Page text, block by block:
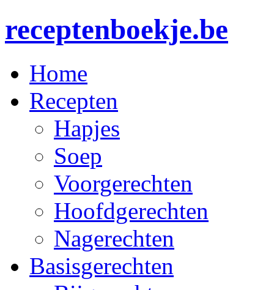
receptenboekje.be
Home
Recepten
Hapjes
Soep
Voorgerechten
Hoofdgerechten
Nagerechten
Basisgerechten